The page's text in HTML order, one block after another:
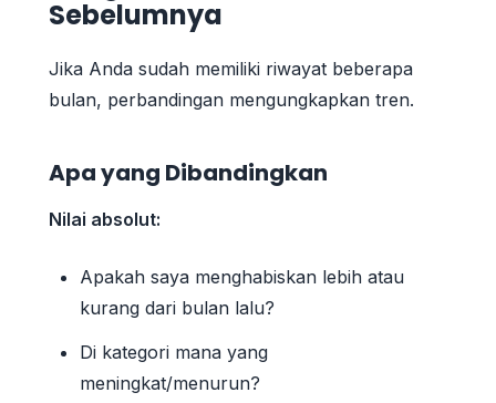
Sebelumnya
Jika Anda sudah memiliki riwayat beberapa
bulan, perbandingan mengungkapkan tren.
Apa yang Dibandingkan
Nilai absolut:
Apakah saya menghabiskan lebih atau
kurang dari bulan lalu?
Di kategori mana yang
meningkat/menurun?